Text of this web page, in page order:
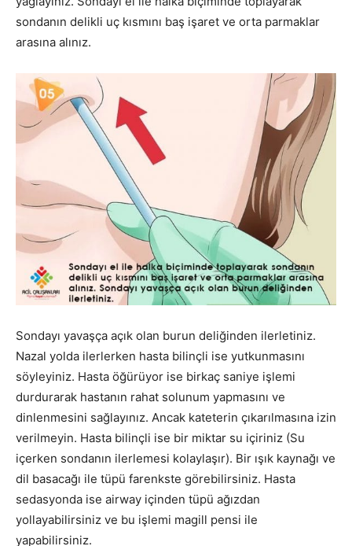
sondanın delikli uç kısmını baş işaret ve orta parmaklar
arasına alınız.
Sondayı yavaşça açık olan burun deliğinden ilerletiniz.
Nazal yolda ilerlerken hasta bilinçli ise yutkunmasını
söyleyiniz. Hasta öğürüyor ise birkaç saniye işlemi
durdurarak hastanın rahat solunum yapmasını ve
dinlenmesini sağlayınız. Ancak kateterin çıkarılmasına izin
verilmeyin. Hasta bilinçli ise bir miktar su içiriniz (Su
içerken sondanın ilerlemesi kolaylaşır). Bir ışık kaynağı ve
dil basacağı ile tüpü farenkste görebilirsiniz. Hasta
sedasyonda ise airway içinden tüpü ağızdan
yollayabilirsiniz ve bu işlemi magill pensi ile
yapabilirsiniz.